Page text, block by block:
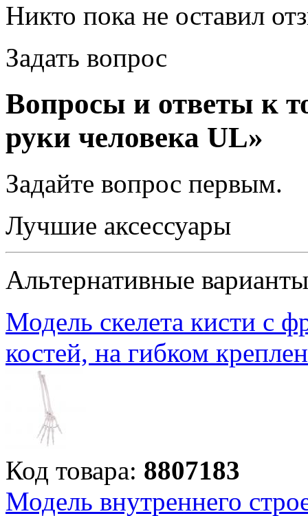
Никто пока не оставил
Задать вопрос
Вопросы и ответы к
руки человека UL»
Задайте вопрос первым.
Лучшие аксессуары
Альтернативные варианты
Модель скелета кисти с
костей, на гибком
Код товара: 8807183
Модель внутреннего